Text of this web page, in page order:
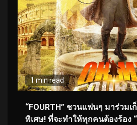
1 min read
“FOURTH” ชวนแฟนๆ มาร่วม
พิเศษ! ที่จะทำให้ทุกคนต้องร้อง